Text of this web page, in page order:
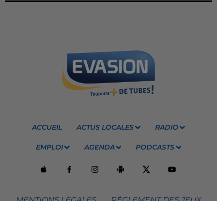
ACCUEIL ACTUS LOCALES RADIO
EMPLOI AGENDA PODCASTS